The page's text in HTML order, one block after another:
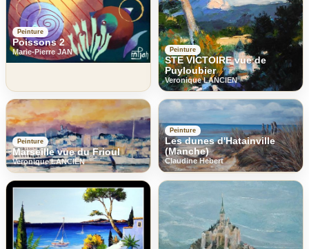
Peinture
Poissons 2
Marie-Pierre JAN Peinture
STE VICTOIRE vue de
Puyloubier
Veronique LANCIEN
Peinture
Marseille vue du Frioul
Veronique LANCIEN
Peinture
Les dunes d'Hatainville
(Manche)
Claudine Hebert